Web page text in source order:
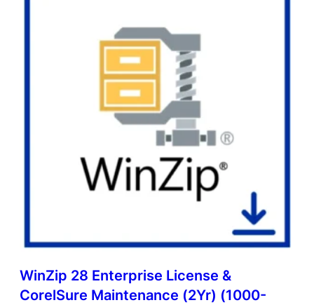
WinZip 28 Enterprise License &
CorelSure Maintenance (2Yr) (1000-